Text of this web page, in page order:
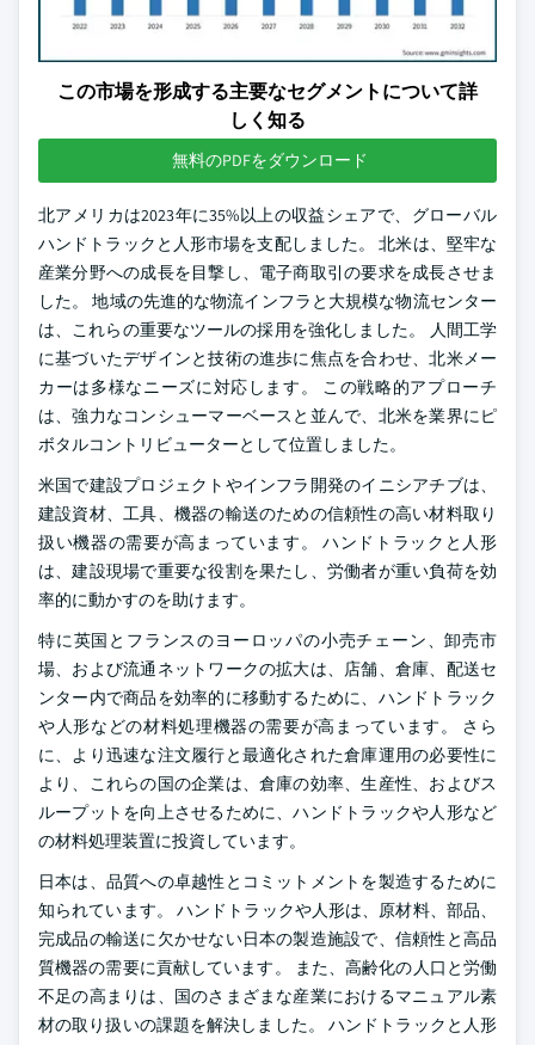
この市場を形成する主要なセグメントについて詳
しく知る
無料のPDFをダウンロード
北アメリカは2023年に35%以上の収益シェアで、グローバル
ハンドトラックと人形市場を支配しました。 北米は、堅牢な
産業分野への成長を目撃し、電子商取引の要求を成長させま
した。 地域の先進的な物流インフラと大規模な物流センター
は、これらの重要なツールの採用を強化しました。 人間工学
に基づいたデザインと技術の進歩に焦点を合わせ、北米メー
カーは多様なニーズに対応します。 この戦略的アプローチ
は、強力なコンシューマーベースと並んで、北米を業界にピ
ボタルコントリビューターとして位置しました。
米国で建設プロジェクトやインフラ開発のイニシアチブは、
建設資材、工具、機器の輸送のための信頼性の高い材料取り
扱い機器の需要が高まっています。 ハンドトラックと人形
は、建設現場で重要な役割を果たし、労働者が重い負荷を効
率的に動かすのを助けます。
特に英国とフランスのヨーロッパの小売チェーン、卸売市
場、および流通ネットワークの拡大は、店舗、倉庫、配送セ
ンター内で商品を効率的に移動するために、ハンドトラック
や人形などの材料処理機器の需要が高まっています。 さら
に、より迅速な注文履行と最適化された倉庫運用の必要性に
より、これらの国の企業は、倉庫の効率、生産性、およびス
ループットを向上させるために、ハンドトラックや人形など
の材料処理装置に投資しています。
日本は、品質への卓越性とコミットメントを製造するために
知られています。 ハンドトラックや人形は、原材料、部品、
完成品の輸送に欠かせない日本の製造施設で、信頼性と高品
質機器の需要に貢献しています。 また、高齢化の人口と労働
不足の高まりは、国のさまざまな産業におけるマニュアル素
材の取り扱いの課題を解決しました。 ハンドトラックと人形